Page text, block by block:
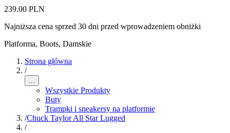
239.00 PLN
Najniższa cena sprzed 30 dni przed wprowadzeniem obniżki
Platforma, Boots, Damskie
Strona główna
/
...
Wszystkie Produkty
Buty
Trampki i sneakersy na platformie
/Chuck Taylor All Star Lugged
/